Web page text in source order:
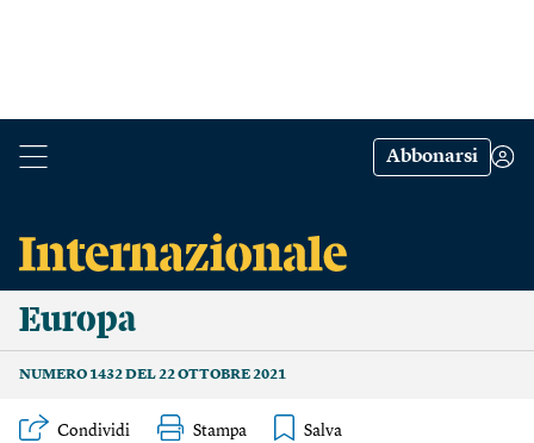
Abbonarsi
Europa
NUMERO 1432 DEL 22 OTTOBRE 2021
Condividi Stampa